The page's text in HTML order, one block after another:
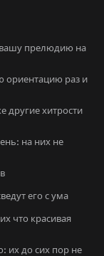
прелюдию на
ориентацию раз и
другие хитрости
на них не
его с ума
что красивая
их до сих пор не